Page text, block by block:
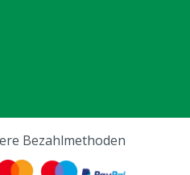
Bezahlmethoden